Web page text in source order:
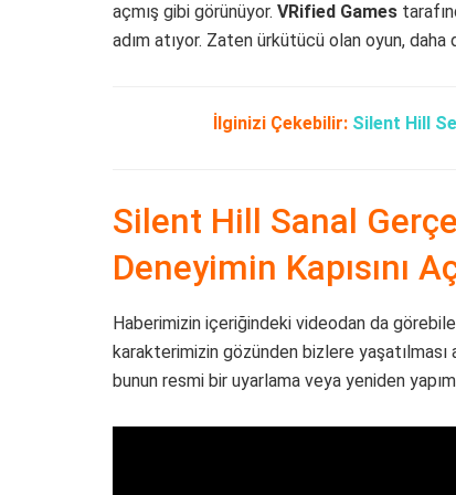
açmış gibi görünüyor. VRified Games
adım atıyor. Zaten ürkütücü olan oyun,
İlginizi Çekebilir: Silent Hill
Silent Hill Sanal
Deneyimin Kapısını
Haberimizin içeriğindeki videodan da
karakterimizin gözünden bizlere yaşatılması
bunun resmi bir uyarlama veya yeniden